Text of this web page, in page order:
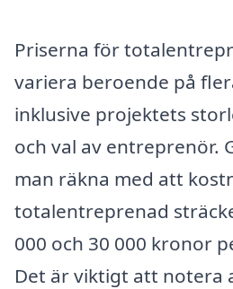
Priserna för
variera beroende på
inklusive projektets
och val av entreprenör.
man räkna med att
totalentreprenad
000 och 30 000 kronor
Det är viktigt att notera